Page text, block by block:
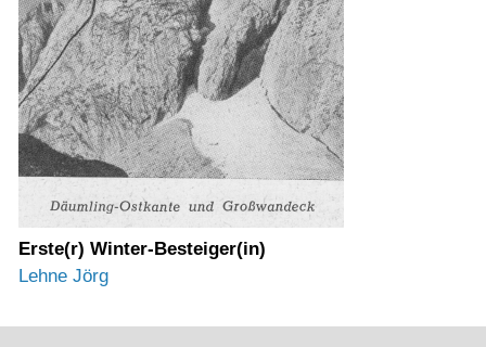
Erste(r) Winter-Besteiger(in)
Lehne Jörg